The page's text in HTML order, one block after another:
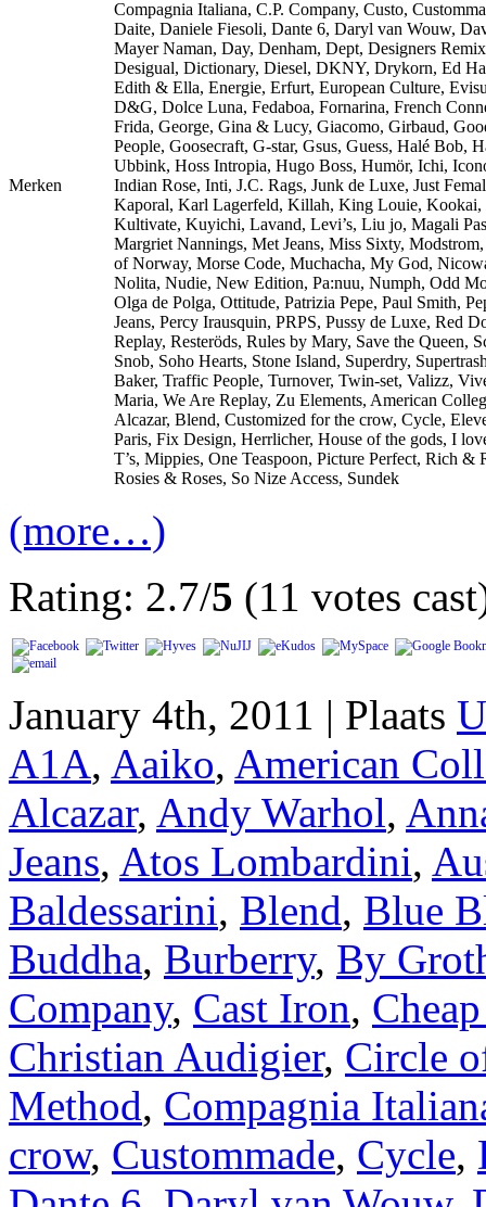
Merken
Compagnia Italiana, C.P. Company, Custo,
Daite, Daniele Fiesoli, Dante 6, Daryl van Wouw,
Mayer Naman, Day, Denham, Dept, Designers
Desigual, Dictionary, Diesel, DKNY, Drykorn, Ed
Edith & Ella, Energie, Erfurt, European Culture,
D&G, Dolce Luna, Fedaboa, Fornarina, French
Frida, George, Gina & Lucy, Giacomo, Girbaud,
People, Goosecraft, G-star, Gsus, Guess, Halé Bob,
Ubbink, Hoss Intropia, Hugo Boss, Humör, Ichi,
Indian Rose, Inti, J.C. Rags, Junk de Luxe, Just
Kaporal, Karl Lagerfeld, Killah, King Louie, Kookai,
Kultivate, Kuyichi, Lavand, Levi’s, Liu jo, Magali
Margriet Nannings, Met Jeans, Miss Sixty,
of Norway, Morse Code, Muchacha, My God,
Nolita, Nudie, New Edition, Pa:nuu, Numph, Odd
Olga de Polga, Ottitude, Patrizia Pepe, Paul Smith,
Jeans, Percy Irausquin, PRPS, Pussy de Luxe, Red
Replay, Resteröds, Rules by Mary, Save the Queen,
Snob, Soho Hearts, Stone Island, Superdry,
Baker, Traffic People, Turnover, Twin-set, Valizz,
Maria, We Are Replay, Zu Elements, American
Alcazar, Blend, Customized for the crow, Cycle,
Paris, Fix Design, Herrlicher, House of the gods, I
T’s, Mippies, One Teaspoon, Picture Perfect, Rich &
Rosies & Roses, So Nize Access, Sundek
(more…)
Rating: 2.7/5 (11 votes
January 4th, 2011 | Plaats
A1A, Aaiko, American
Alcazar, Andy Warhol,
Jeans, Atos Lombardini,
Baldessarini, Blend, Blue
Buddha, Burberry, By
Company, Cast Iron,
Christian Audigier, Circle
Method, Compagnia
crow, Custommade, Cycle,